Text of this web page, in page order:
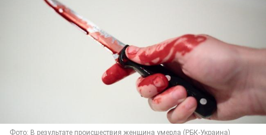
Фото: В результате происшествия женщина умерла (РБК-Украина)